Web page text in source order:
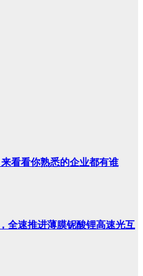
看看你熟悉的企业都有谁
全速推进薄膜铌酸锂高速光互